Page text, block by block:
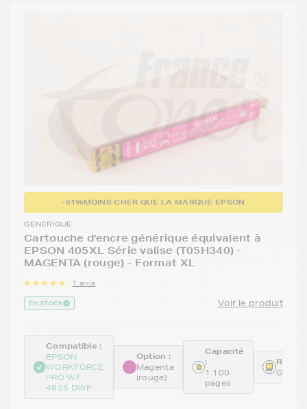
-61%MOINS CHER QUE LA MARQUE EPSON
GENERIQUE
Cartouche d'encre générique équivalent à
EPSON 405XL Série valise (T05H340) -
MAGENTA (rouge) - Format XL
1 avis
EN STOCK Voir le produit
Compatible :
EPSON
WORKFORCE
PRO WF
4825 DWF
Option :
Magenta
(rouge)
Capacité
:
1 100
pages